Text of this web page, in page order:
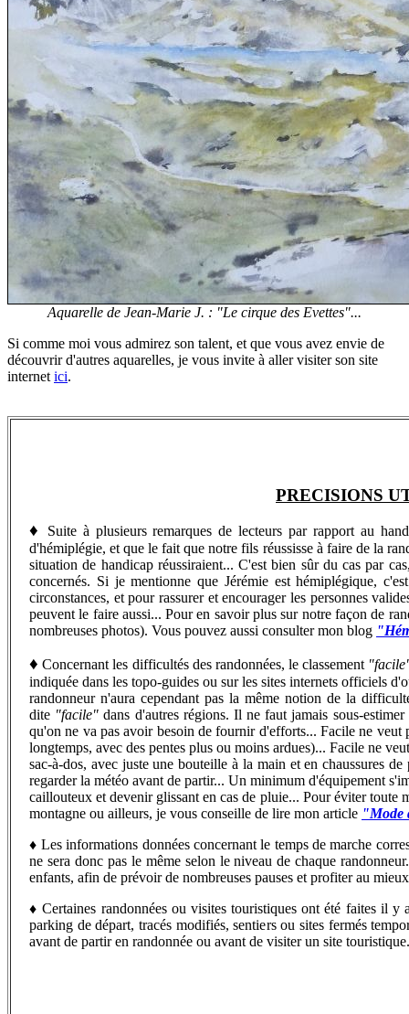
Aquarelle de Jean-Marie J. : "Le cirque des Evettes"...
Si comme moi vous admirez son talent, et que vous avez envie de
découvrir d'autres aquarelles, je vous invite à aller visiter son site
internet ici.
PRECISIONS
♦
Suite à plusieurs remarques de lecteurs par rapport au
d'hémiplégie, et que le fait que notre fils réussisse à faire de la
situation de handicap réussiraient... C'est bien sûr du cas par
concernés. Si je mentionne que Jérémie est hémiplégique,
circonstances, et pour rassurer et encourager les personnes
peuvent le faire aussi...Pour en savoir plus sur notre façon de
nombreuses photos). Vous pouvez aussi consulter mon blog
♦ Concernant les difficultés des randonnées, le classement
indiquée dans les topo-guides ou sur les sites internets officiels
randonneur n'aura cependant pas la même notion de la
dite "facile" dans d'autres régions. Il ne faut jamais sous-
qu'on ne va pas avoir besoin de fournir d'efforts... Facile ne
longtemps, avec des pentes plus ou moins ardues)... Facile ne
sac-à-dos, avec juste une bouteille à la main et en chaussures
regarder la météo avant de partir... Un minimum d'équipement
caillouteux et devenir glissant en cas de pluie... Pour éviter toute
montagne ou ailleurs, je vous conseille de lire mon article "Mode
♦ Les informations données concernant le temps de marche
ne sera donc pas le même selon le niveau de chaque
enfants, afin de prévoir de nombreuses pauses et profiter au
♦Certaines randonnées ou visites touristiques ont été faites il y
parking de départ, tracés modifiés, sentiers ou sites fermés
avant de partir en randonnée ou avant de visiter un site